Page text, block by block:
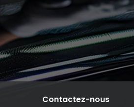
Contactez-nous